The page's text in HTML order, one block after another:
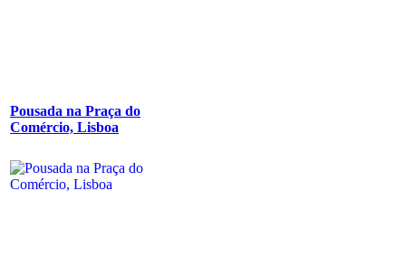
Pousada na Praça do
Comércio, Lisboa